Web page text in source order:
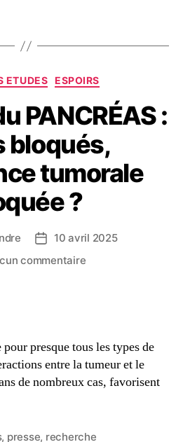
ETUDES ESPOIRS
PANCRÉAS :
bloqués,
tumorale
?
10 avril 2025
commentaire
presque tous les types de
entre la tumeur et le
de nombreux cas, favorisent
, presse, recherche